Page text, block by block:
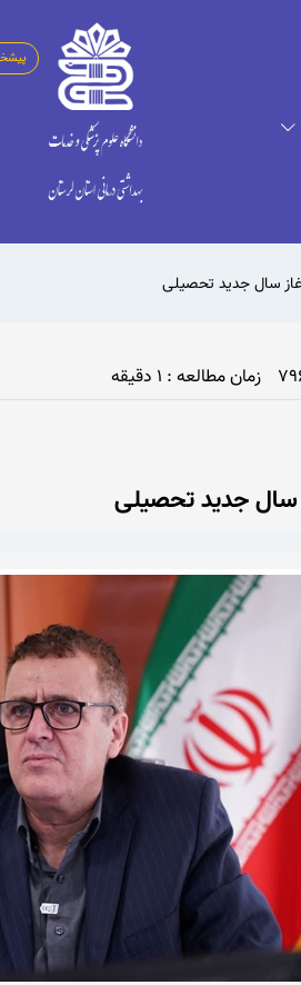
سال جدید تحصیلی
زمان مطالعه : 1 دقیقه
سال جدید تحصیلی